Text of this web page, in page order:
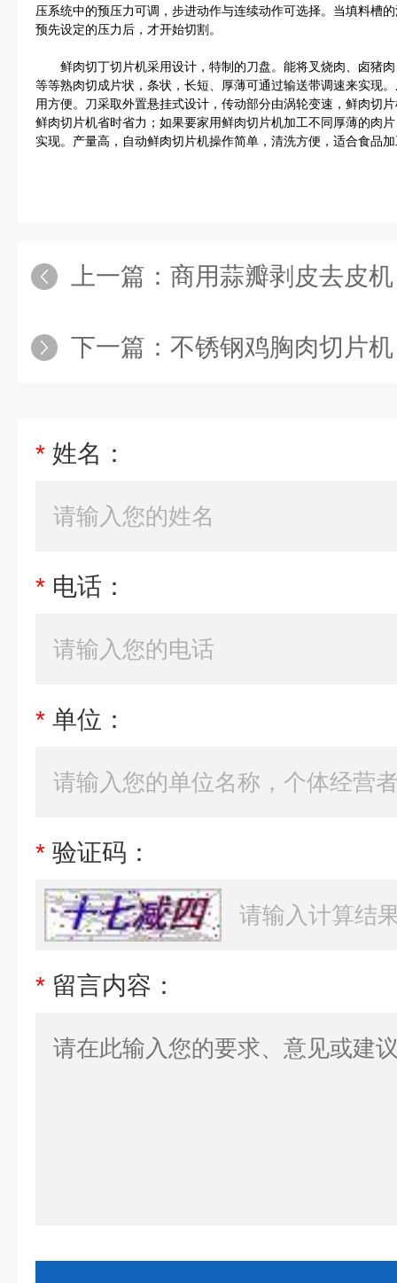
压系统中的预压力可调，步进动作与连续动作可选择。当填料槽
预先设定的压力后，才开始切割。
鲜肉切丁切片机采用设计，特制的刀盘。能将叉烧肉、卤猪肉
等等熟肉切成片状，条状，长短、厚薄可通过输送带调速来实现
用方便。刀采取外置悬挂式设计，传动部分由涡轮变速，鲜肉切
鲜肉切片机省时省力；如果要家用鲜肉切片机加工不同厚薄的肉
实现。产量高，自动鲜肉切片机操作简单，清洗方便，适合食品
上一篇： 商用蒜瓣剥皮去皮机
下一篇： 不锈钢鸡胸肉切片机
* 姓名：
* 电话：
* 单位：
* 验证码：
* 留言内容：